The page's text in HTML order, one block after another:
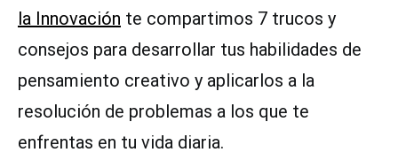
la Innovación te compartimos 7 trucos y
consejos para desarrollar tus habilidades de
pensamiento creativo y aplicarlos a la
resolución de problemas a los que te
enfrentas en tu vida diaria.